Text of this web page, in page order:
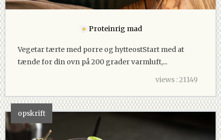
Proteinrig mad
Vegetar tærte med porre og hytteostStart med at
tænde for din ovn på 200 grader varmluft,...
views : 21149
opskrift